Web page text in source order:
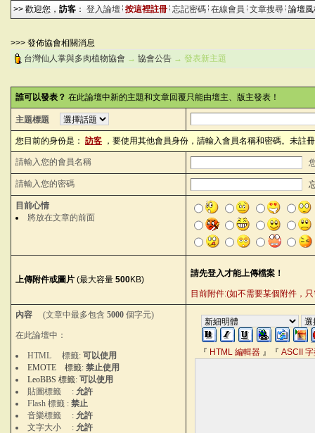
>> 歡迎您， 訪客 ： 登入論壇 按這裡註冊 忘記密碼 在線會員 文章搜尋 論壇
>>> 發佈協會相關消息
台灣仙人掌與多肉植物協會 → 協會公告 → 發表新主題
誰可以發表？ 在此論壇中新的主題和文章回覆只能由壇主、版主發表！
主題標題
您目前的身份是： 訪客 ，要使用其他會員身份，請輸入會員名稱和密碼。未註
請輸入您的會員名稱
請輸入您的密碼
目前心情
將放在文章的前面
上傳附件或圖片 (最大容量 500KB)
目前附件:(如不需要某個附件，
內容 (文章中最多包含 5000 個字元)
在此論壇中：
HTML 標籤: 可以使用
EMOTE 標籤: 禁止使用
LeoBBS 標籤: 可以使用
貼圖標籤 : 允許
Flash 標籤 : 禁止
音樂標籤 : 允許
文字大小 : 允許
『 HTML 編輯器 』『 ASCII